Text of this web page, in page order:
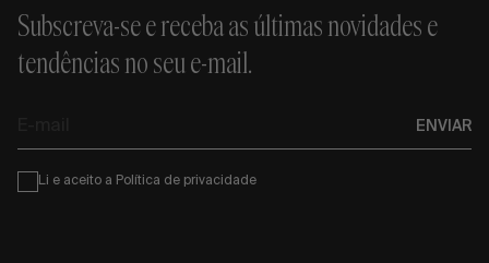
Subscreva-se e receba as últimas novidades e
tendências no seu e-mail.
ENVIAR
Condiciones
Li e aceito a Política de privacidade